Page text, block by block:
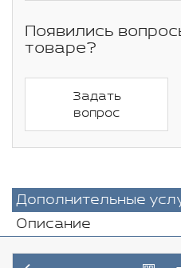
Появились
товаре?
Задать
вопрос
Дополнительные
Описание